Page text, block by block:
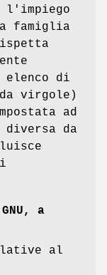
famiglia
elenco di
virgole)
ad
da
a
al